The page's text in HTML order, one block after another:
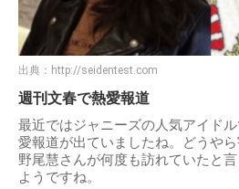
出典： http://seidentest.com
週刊文春で熱愛報道
最近ではジャニーズの人気アイド
愛報道が出ていましたね。どうや
野尾慧さんが何度も訪れていたと
ようですね。